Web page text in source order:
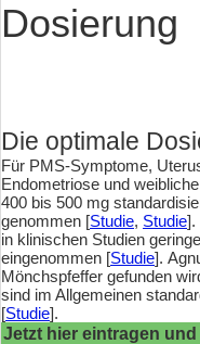
Dosierung
Die optimale
Für PMS-Symptome,
Endometriose und
400 bis 500 mg
genommen [Studie, Studie].
in klinischen Studien
eingenommen [Studie].
Mönchspfeffer gefunden
sind im Allgemeinen
[Studie].
Jetzt hier eintragen